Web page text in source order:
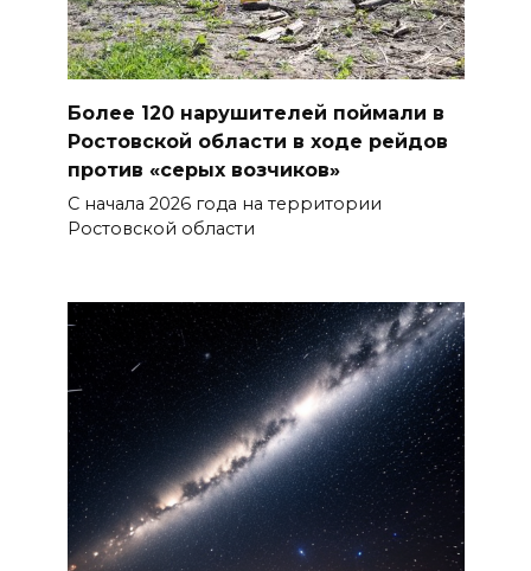
Более 120 нарушителей поймали в
Ростовской области в ходе рейдов
против «серых возчиков»
С начала 2026 года на территории
Ростовской области